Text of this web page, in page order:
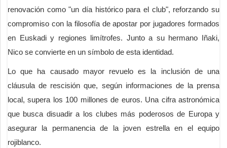
renovación como "un día histórico para el club", reforzando su
compromiso con la filosofía de apostar por jugadores formados
en Euskadi y regiones limítrofes. Junto a su hermano Iñaki,
Nico se convierte en un símbolo de esta identidad.
Lo que ha causado mayor revuelo es la inclusión de una
cláusula de rescisión que, según informaciones de la prensa
local, supera los 100 millones de euros. Una cifra astronómica
que busca disuadir a los clubes más poderosos de Europa y
asegurar la permanencia de la joven estrella en el equipo
rojiblanco.